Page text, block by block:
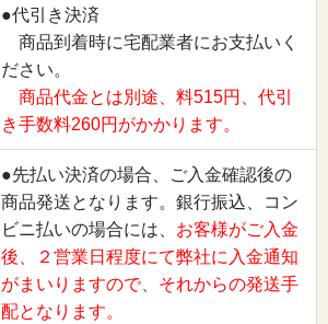
●代引き決済
商品到着時に宅配業者にお支払いく
ださい。
商品代金とは別途、料515円、代引
き手数料260円がかかります。
●先払い決済の場合、ご入金確認後の
商品発送となります。銀行振込、コン
ビニ払いの場合には、 お客様がご入金
後、２営業日程度にて弊社に入金通知
がまいりますので、それからの発送手
配となります。